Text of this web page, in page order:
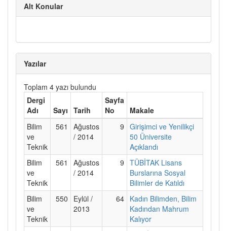
Alt Konular
Yazılar
Toplam 4 yazı bulundu
Dergi
Adı
Sayı Tarih
Sayfa
No
Makale
Bilim
ve
Teknik
561
Ağustos
/ 2014
9 Girişimci ve Yenilikçi
50 Üniversite
Açıklandı
Bilim
ve
Teknik
561
Ağustos
/ 2014
9 TÜBİTAK Lisans
Burslarına Sosyal
Bilimler de Katıldı
Bilim
ve
Teknik
550
Eylül /
2013
64 Kadın Bilimden, Bilim
Kadından Mahrum
Kalıyor